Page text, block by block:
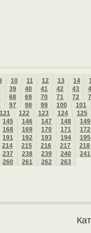
10 11 12 13 14
39 40 41 42 43
68 69 70 71 72
97 98 99 100
101
121 122 123 124
125
145 146 147 148
149
168 169 170 171
172
191 192 193 194
195
214 215 216 217
218
237 238 239 240
241
260 261 262 263